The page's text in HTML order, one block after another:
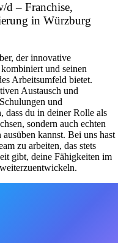
d – Franchise,
in Würzburg
der innovative
und seinen
Arbeitsumfeld bietet.
Austausch und
und
dass du in deiner Rolle als
sondern auch echten
kannst. Bei uns hast
zu arbeiten, das stets
gibt, deine Fähigkeiten im